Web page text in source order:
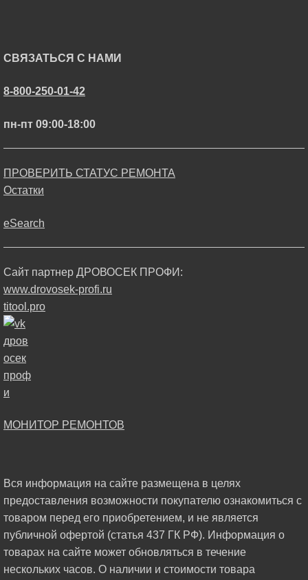
СВЯЗАТЬСЯ С НАМИ
8-800-250-01-42
пн-пт 09:00-18:00
ПРОВЕРИТЬ СТАТУС РЕМОНТА
Остатки
eSearch
Сайт партнер ДРОВОСЕК ПРОФИ:
www.drovosek-profi.ru
titool.pro
МОНИТОР РЕМОНТОВ
Вся информация на сайте размещена в целях
предоставления возможности покупателю ознакомиться с
товаром перед его приобретением, и не является
публичной офертой (статья 437 ГК РФ). Информация о
товарах на сайте может обновляться в течение
нескольких часов. О наличии и стоимости товара